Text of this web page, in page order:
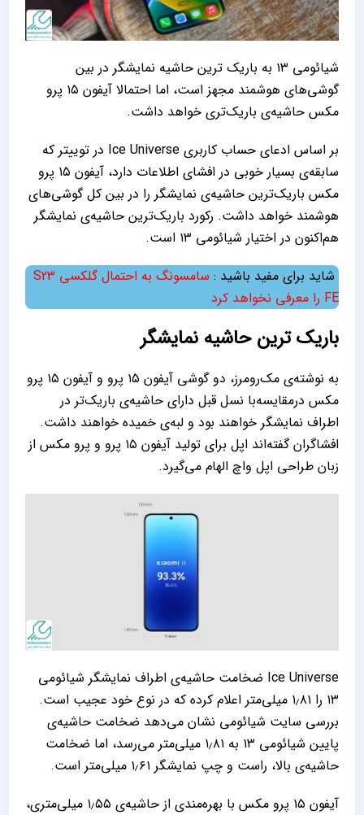
شیائومی ۱۳ به باریک ترین حاشیه نمایشگر در بین
گوشی‌های هوشمند مجهز است، اما احتمالا آیفون ۱۵ پرو
مکس حاشیه‌ی باریک‌تری خواهد داشت.
بر اساس ادعای حساب کاربری Ice Universe در توییتر که
سابقه‌ی بسیار خوبی در افشای اطلاعات دارد، آیفون ۱۵ پرو
مکس باریک‌ترین حاشیه‌ی نمایشگر را در بین کل گوشی‌های
هوشمند خواهد داشت. رکورد باریک‌ترین حاشیه‌ی نمایشگر
هم‌اکنون در اختیار شیائومی ۱۳ است.
شاید برای مفید باشید :
سامسونگ به احتمال گلکسی S23
FE را معرفی نخواهد کرد
باریک ترین حاشیه نمایشگر
به نوشته‌ی مک‌رومرز، دو گوشی آیفون ۱۵ پرو و آیفون ۱۵ پرو
مکس درمقایسه‌با نسل قبل دارای حاشیه‌ی باریک‌تر در
اطراف نمایشگر خواهند بود و لبه‌ی خمیده خواهند داشت.
افشاگران گفته‌اند اپل برای تولید آیفون ۱۵ پرو و پرو مکس از
زبان طراحی اپل واچ الهام می‌گیرد.
Ice Universe ضخامت حاشیه‌ی اطراف نمایشگر شیائومی
۱۳ را ۱٫۸۱ میلی‌متر اعلام کرده که در نوع خود عجیب است.
بررسی سایت شیائومی نشان می‌دهد ضخامت حاشیه‌ی
پایین شیائومی ۱۳ به ۱٫۸۱ میلی‌متر می‌رسد، اما ضخامت
حاشیه‌ی بالا، راست و چپ نمایشگر ۱٫۶۱ میلی‌متر است.
آیفون ۱۵ پرو مکس با بهره‌مندی از حاشیه‌ی ۱٫۵۵ میلی‌متری،